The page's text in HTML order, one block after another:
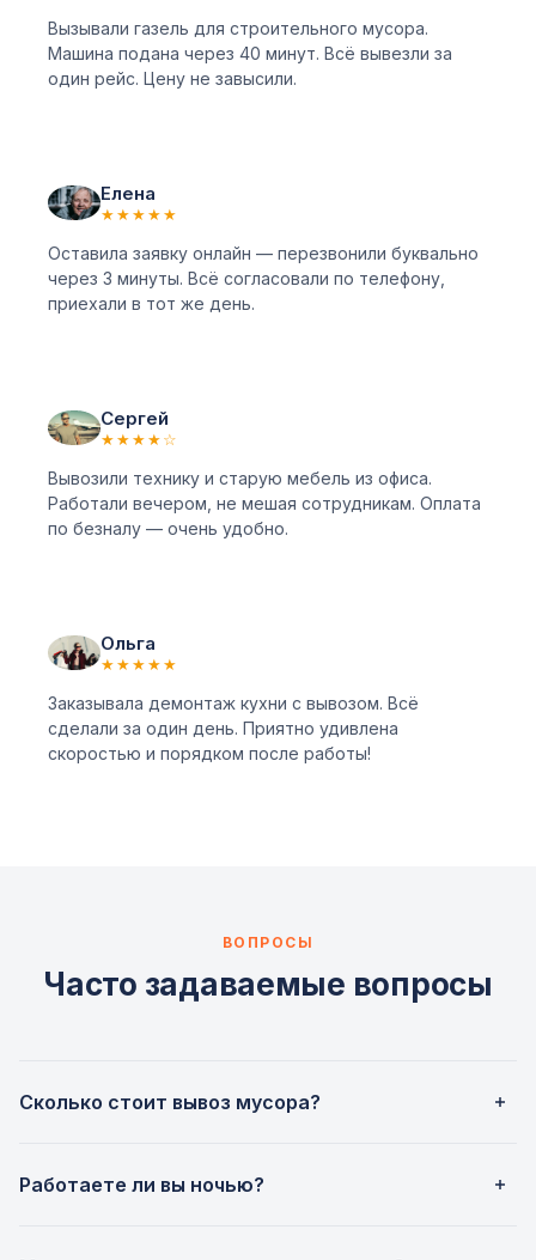
Вызывали газель для строительного мусора.
Машина подана через 40 минут. Всё вывезли за
один рейс. Цену не завысили.
Елена
★★★★★
Оставила заявку онлайн — перезвонили буквально
через 3 минуты. Всё согласовали по телефону,
приехали в тот же день.
Сергей
★★★★☆
Вывозили технику и старую мебель из офиса.
Работали вечером, не мешая сотрудникам. Оплата
по безналу — очень удобно.
Ольга
★★★★★
Заказывала демонтаж кухни с вывозом. Всё
сделали за один день. Приятно удивлена
скоростью и порядком после работы!
ВОПРОСЫ
Часто задаваемые вопросы
Сколько стоит вывоз мусора?
(этаж, лифт, грузчики). Базовые цены — от 4 500 ₽ за
Работаете ли вы ночью?